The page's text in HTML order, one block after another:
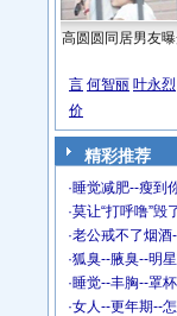
高圆圆同居男友
言 何智丽 叶永烈
价
精彩推荐
·睡觉减肥--瘦到
·莫让“打呼噜”毁
·老公戒不了烟酒
·狐臭--腋臭--明
·睡觉--丰胸--罩
·女人--更年期--